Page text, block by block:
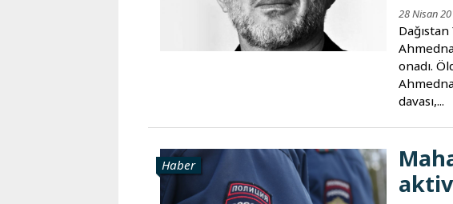
28 Nisan
onadı.
davası,...
Haber